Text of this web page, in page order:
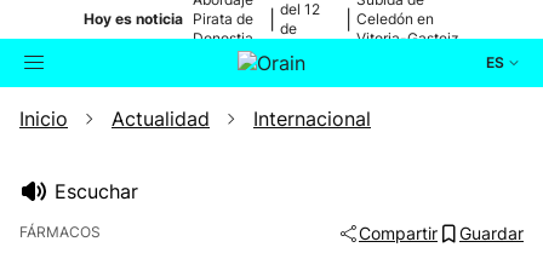
Hoy es noticia Pirata de
Donostia
del 12
de
Celedón en
Vitoria-Gasteiz
ES
Buscador Actualidad
Inicio Actualidad Internacional
Escuchar
FÁRMACOS Compartir Guardar